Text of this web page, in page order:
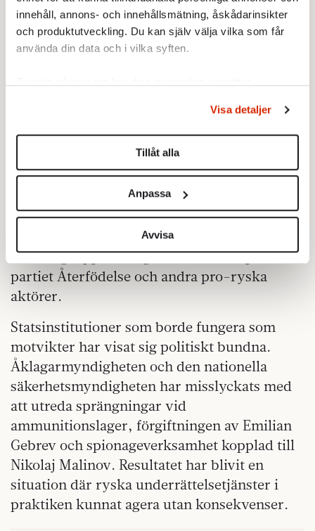
innehåll, annons- och innehållsmätning, åskådarinsikter
och produktutveckling. Du kan själv välja vilka som får
använda din data och i vilka syften.
Du kan ändra eller dra tillbaka ditt samtycke när som
helst från cookie-förklaringen.
Vi använder enhetsidentifierare för att anpassa innehållet
för sociala medier och analysera vår trafik. Vi
vidarebefordrar även sådana identifierare och annan
information från din enhet till de sociala medier och
annons- och analysföretag som vi samarbetar med.
Dessa kan i sin tur kombinera informationen med annan
information som du har tillhandahållit eller som de har
samlat in när du har använt deras tjänster.
kan du göra dethär.
Visa detaljer
Tillåt alla
Anpassa
Avvisa
Borisov och hans företrädare, att ta itu med
Lukoils dominans.
Därtill finns direkta ryska tillgångar på
formellt av Moskvas stad, trots att detta
strider mot grundlagen. Förbudet kringgicks
genom ett bulgariskt brevlådeföretag. Redan
2019 slog Sergej Lavrov öppet fast att
Kamchiya används för att stärka Moskvas
inflytande i Europa. Anläggningen har
därefter blivit en samlingsplats för ryska
intressegrupper, Bulgariska socialistpartiet,
partiet Återfödelse och andra pro-ryska
aktörer.
Statsinstitutioner som borde fungera som
motvikter har visat sig politiskt bundna.
Åklagarmyndigheten och den nationella
säkerhetsmyndigheten har misslyckats med
att utreda sprängningar vid
ammunitionslager, förgiftningen av Emilian
Gebrev och spionageverksamhet kopplad till
Nikolaj Malinov. Resultatet har blivit en
situation där ryska underrättelsetjänster i
praktiken kunnat agera utan konsekvenser.